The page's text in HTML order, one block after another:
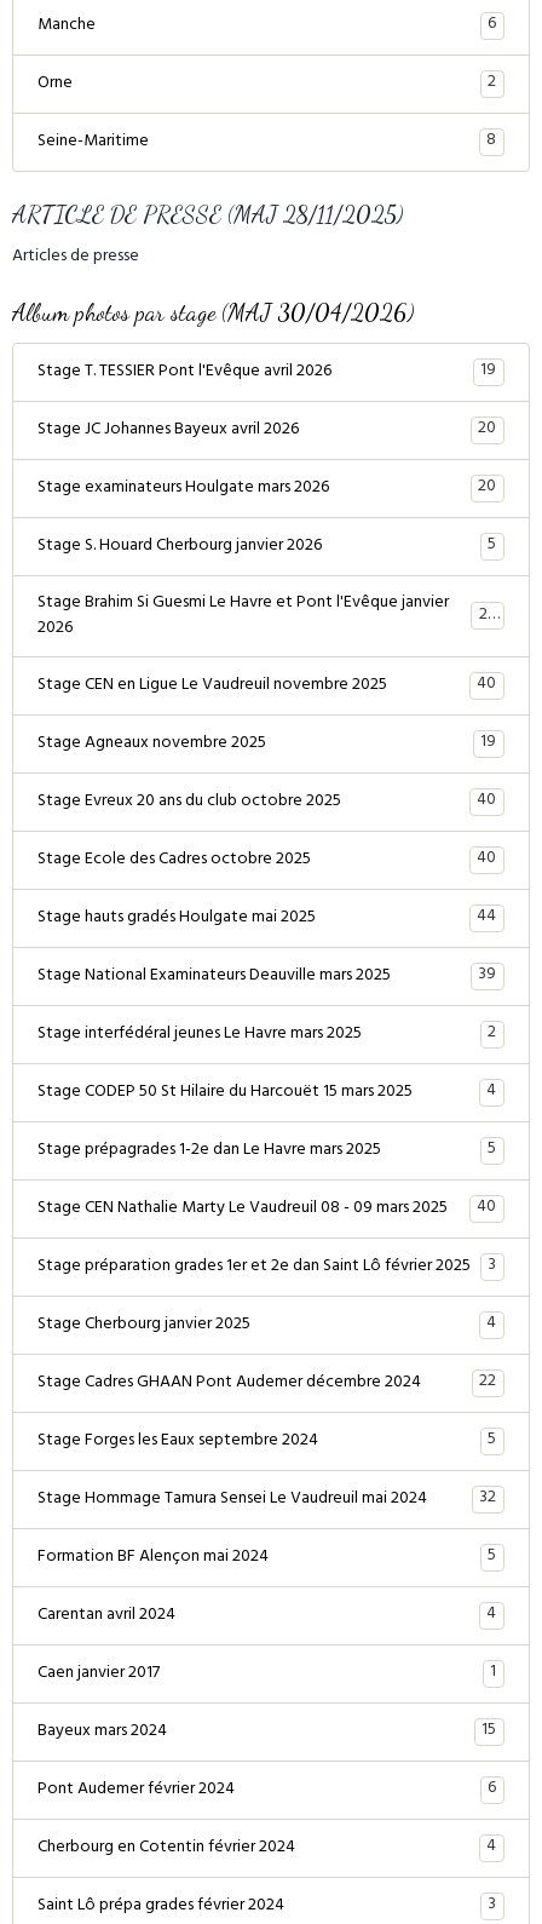
Manche
6
Orne
2
Seine-Maritime
8
ARTICLE DE PRESSE (MAJ 28/11/2025)
Articles de presse
Album photos par stage (MAJ 30/04/2026)
Stage T. TESSIER Pont l'Evêque avril 2026
19
Stage JC Johannes Bayeux avril 2026
20
Stage examinateurs Houlgate mars 2026
20
Stage S. Houard Cherbourg janvier 2026
5
Stage Brahim Si Guesmi Le Havre et Pont l'Evêque janvier
2026 28
Stage CEN en Ligue Le Vaudreuil novembre 2025
40
Stage Agneaux novembre 2025
19
Stage Evreux 20 ans du club octobre 2025
40
Stage Ecole des Cadres octobre 2025
40
Stage hauts gradés Houlgate mai 2025
44
Stage National Examinateurs Deauville mars 2025
39
Stage interfédéral jeunes Le Havre mars 2025
2
Stage CODEP 50 St Hilaire du Harcouët 15 mars 2025
4
Stage prépagrades 1-2e dan Le Havre mars 2025
5
Stage CEN Nathalie Marty Le Vaudreuil 08 - 09 mars 2025
40
Stage préparation grades 1er et 2e dan Saint Lô février 2025 3
Stage Cherbourg janvier 2025
4
Stage Cadres GHAAN Pont Audemer décembre 2024
22
Stage Forges les Eaux septembre 2024
5
Stage Hommage Tamura Sensei Le Vaudreuil mai 2024
32
Formation BF Alençon mai 2024
5
Carentan avril 2024
4
Caen janvier 2017
1
Bayeux mars 2024
15
Pont Audemer février 2024
6
Cherbourg en Cotentin février 2024
4
Saint Lô prépa grades février 2024
3